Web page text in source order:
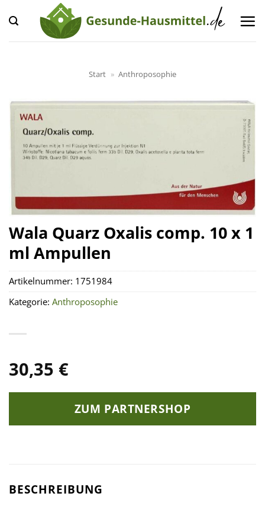
Inhalt
springen
Start » Anthroposophie
Wala Quarz Oxalis comp. 10 x 1
ml Ampullen
30,35 €
ZUM PARTNERSHOP
Artikelnummer: 1751984
Kategorie: Anthroposophie
BESCHREIBUNG